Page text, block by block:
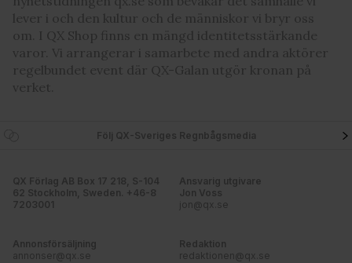
lever i och den kultur och de människor vi bryr oss
om. I QX Shop finns en mängd identitetsstärkande
varor. Vi arrangerar i samarbete med andra aktörer
regelbundet event där QX-Galan utgör kronan på
verket.
Följ QX-Sveriges Regnbågsmedia
QX Förlag AB Box 17 218, S-104
62 Stockholm, Sweden. +46-8
7203001
Ansvarig utgivare
Jon Voss
jon@qx.se
Annonsförsäljning
annonser@qx.se
Redaktion
redaktionen@qx.se